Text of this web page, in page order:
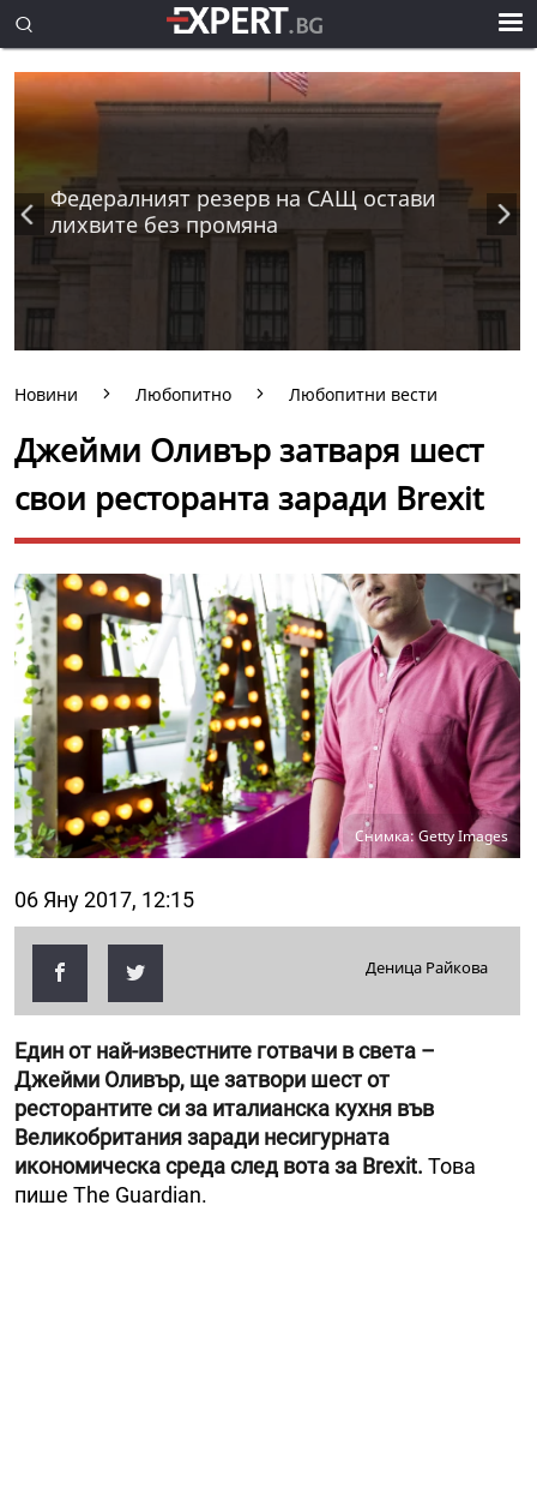
Федералният резерв на САЩ остави
лихвите без промяна
Новини Любопитно Любопитни вести
Джейми Оливър затваря шест
свои ресторанта заради Brexit
Снимка: Getty Images
06 Яну 2017, 12:15
Деница Райкова
Един от най-известните готвачи в света –
Джейми Оливър, ще затвори шест от
ресторантите си за италианска кухня във
Великобритания заради несигурната
икономическа среда след вота за Brexit. Това
пише The Guardian.